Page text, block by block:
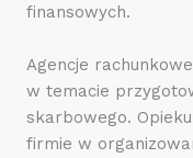
finansowych.
Agencje
w temacie
skarbowego.
firmie w